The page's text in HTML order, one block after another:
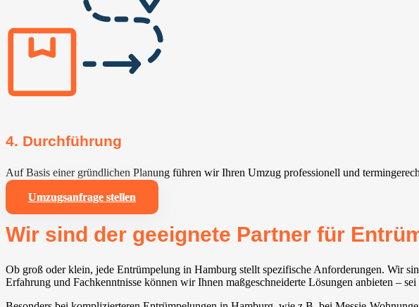
4. Durchführung
Auf Basis einer gründlichen Planung führen wir Ihren Umzug professionell und
Umzugsanfrage stellen
Wir sind der geeignete Partner für
Ob groß oder klein, jede Entrümpelung in Hamburg stellt spezifische Anforderungen. Wir
Erfahrung und Fachkenntnisse können wir Ihnen maßgeschneiderte Lösungen anbieten –